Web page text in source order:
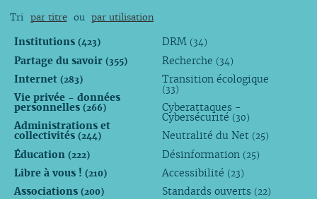
Tri par titre ou par utilisation
Institutions (423)
Partage du savoir (355)
Internet (283)
Vie privée - données
personnelles (266)
Administrations et
collectivités (244)
Éducation (222)
Libre à vous ! (210)
Associations (200)
DRM (34)
Recherche (34)
Transition écologique
(33)
Cyberattaques -
Cybersécurité (30)
Neutralité du Net (25)
Désinformation (25)
Accessibilité (23)
Standards ouverts (22)